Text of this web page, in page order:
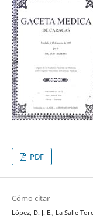
PDF
Cómo citar
López, D. J. E., La Salle